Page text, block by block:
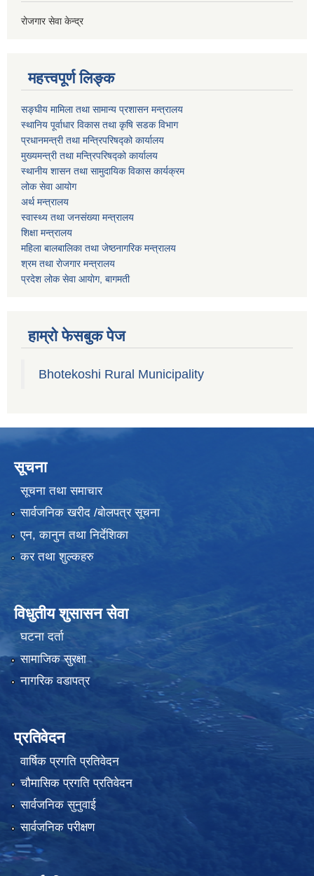
रोजगार सेवा केन्द्र
महत्त्वपूर्ण लिङ्क
सङ्घीय मामिला तथा सामान्य प्रशासन मन्त्रालय
स्थानिय पूर्वाधार विकास तथा कृषि सडक विभाग
प्रधानमन्त्री तथा मन्त्रिपरिषद्को कार्यालय
मुख्यमन्त्री तथा मन्त्रिपरिषद्को कार्यालय
स्थानीय शासन तथा सामुदायिक विकास कार्यक्रम
लोक सेवा आयोग
अर्थ मन्त्रालय
स्वास्थ्य तथा जनस‌ंख्या मन्त्रालय
शिक्षा मन्त्रालय
महिला बालबालिका तथा जेष्ठनागरिक मन्त्रालय
श्रम तथा राेजगार मन्त्रालय
प्रदेश लोक सेवा आयाेग, बागमती
हाम्रो फेसबुक पेज
Bhotekoshi Rural Municipality
सूचना
सूचना तथा समाचार
सार्वजनिक खरीद /बोलपत्र सूचना
एन, कानुन तथा निर्देशिका
कर तथा शुल्कहरु
विधुतीय शुसासन सेवा
घटना दर्ता
सामाजिक सुरक्षा
नागरिक वडापत्र
प्रतिवेदन
वार्षिक प्रगति प्रतिवेदन
चौमासिक प्रगति प्रतिवेदन
सार्वजनिक सुनुवाई
सार्वजनिक परीक्षण